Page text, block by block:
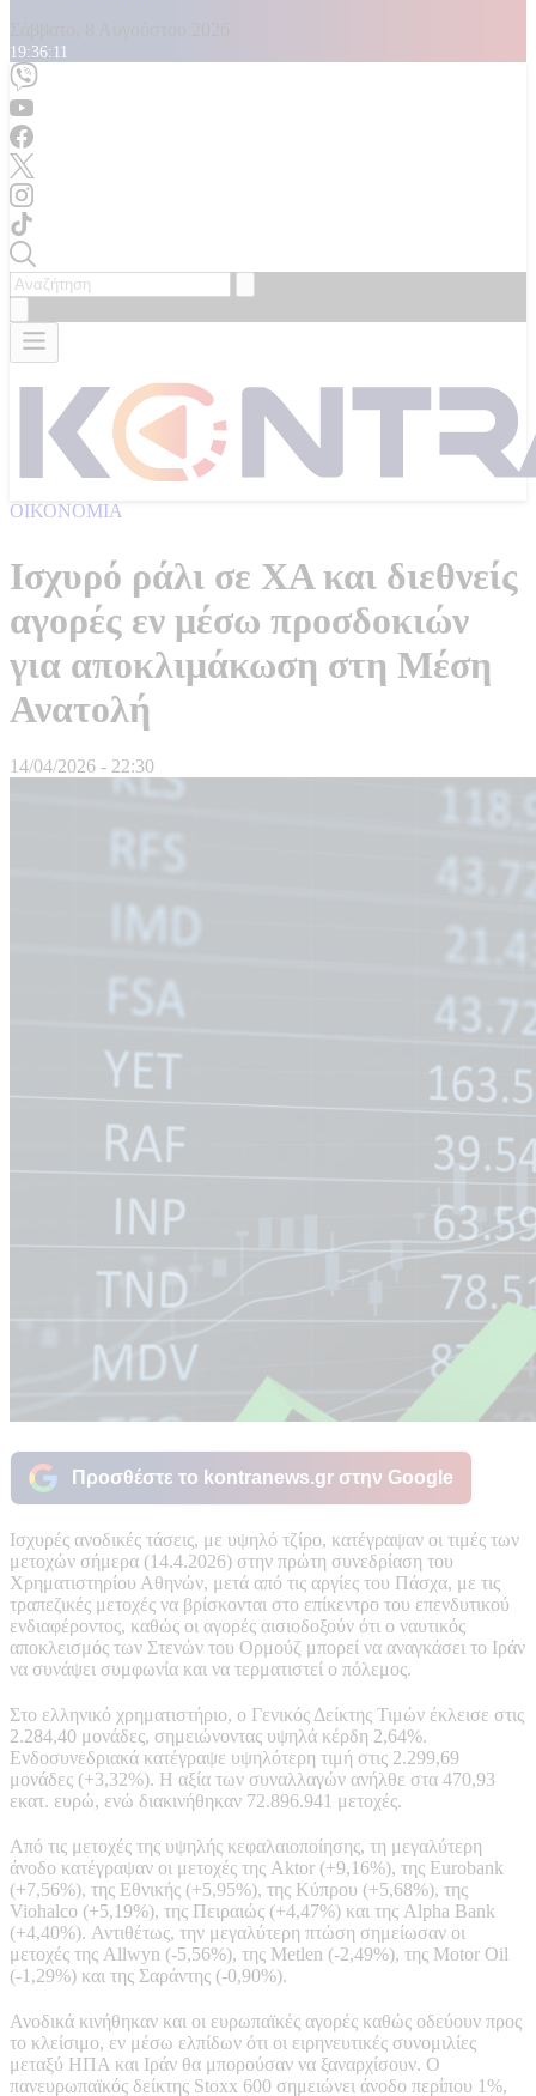
19:36:13
ΟΙΚΟΝΟΜΙΑ
Ισχυρό ράλι σε ΧΑ και διεθνείς
αγορές εν μέσω προσδοκιών
για αποκλιμάκωση στη Μέση
Ανατολή
14/04/2026 - 22:30
Προσθέστε το kontranews.gr στην Google
Ισχυρές ανοδικές τάσεις, με υψηλό τζίρο, κατέγραψαν οι τιμές των
μετοχών σήμερα (14.4.2026) στην πρώτη συνεδρίαση του
Χρηματιστηρίου Αθηνών, μετά από τις αργίες του Πάσχα, με τις
τραπεζικές μετοχές να βρίσκονται στο επίκεντρο του επενδυτικού
ενδιαφέροντος, καθώς οι αγορές αισιοδοξούν ότι ο ναυτικός
αποκλεισμός των Στενών του Ορμούζ μπορεί να αναγκάσει το Ιράν
να συνάψει συμφωνία και να τερματιστεί ο πόλεμος.
Στο ελληνικό χρηματιστήριο, ο Γενικός Δείκτης Τιμών έκλεισε στις
2.284,40 μονάδες, σημειώνοντας υψηλά κέρδη 2,64%.
Ενδοσυνεδριακά κατέγραψε υψηλότερη τιμή στις 2.299,69
μονάδες (+3,32%). Η αξία των συναλλαγών ανήλθε στα 470,93
εκατ. ευρώ, ενώ διακινήθηκαν 72.896.941 μετοχές.
Από τις μετοχές της υψηλής κεφαλαιοποίησης, τη μεγαλύτερη
άνοδο κατέγραψαν οι μετοχές της Aktor (+9,16%), της Eurobank
(+7,56%), της Εθνικής (+5,95%), της Κύπρου (+5,68%), της
Viohalco (+5,19%), της Πειραιώς (+4,47%) και της Alpha Bank
(+4,40%). Αντιθέτως, την μεγαλύτερη πτώση σημείωσαν οι
μετοχές της Allwyn (-5,56%), της Metlen (-2,49%), της Motor Oil
(-1,29%) και της Σαράντης (-0,90%).
Ανοδικά κινήθηκαν και οι ευρωπαϊκές αγορές καθώς οδεύουν προς
το κλείσιμο, εν μέσω ελπίδων ότι οι ειρηνευτικές συνομιλίες
μεταξύ ΗΠΑ και Ιράν θα μπορούσαν να ξαναρχίσουν. Ο
πανευρωπαϊκός δείκτης Stoxx 600 σημειώνει άνοδο περίπου 1%,